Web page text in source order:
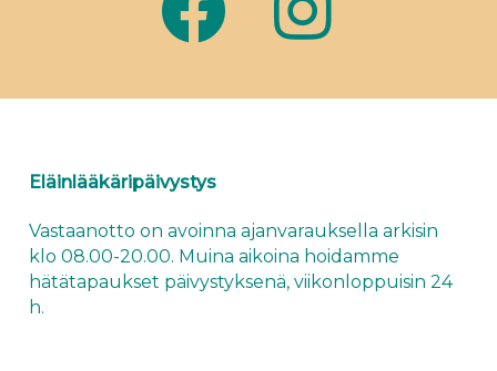
Eläinlääkäripäivystys
Vastaanotto on avoinna ajanvarauksella arkisin
klo 08.00-20.00. Muina aikoina hoidamme
hätätapaukset päivystyksenä, viikonloppuisin 24
h.